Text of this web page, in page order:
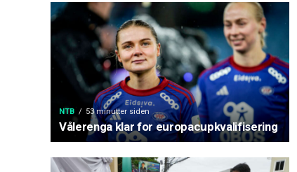
NTB 53 minutter siden
Vålerenga klar for europacupkvalifisering